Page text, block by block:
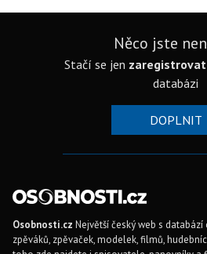
Něco jste
Stačí se jen zaregistrovat
databázi
DOPLNIT
Osobnosti.cz Největší český web s
zpěváků, zpěvaček, modelek, filmů,